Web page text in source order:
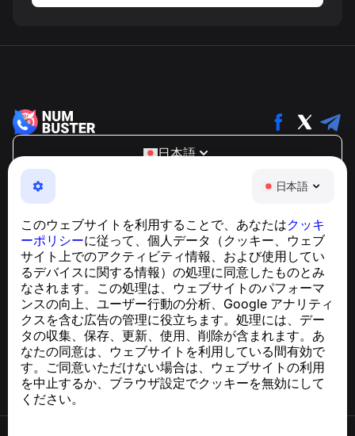
日本語
このウェブサイトを利用することで、あなたはクッキ
ーポリシーに従って、個人データ（クッキー、ウェブ
サイト上でのアクティビティ情報、および使用してい
るデバイスに関する情報）の処理に同意したものとみ
なされます。この処理は、ウェブサイトのパフォーマ
ンスの向上、ユーザー行動の分析、Google アナリティ
クスを含む広告の管理に役立ちます。処理には、デー
タの収集、保存、更新、使用、削除が含まれます。あ
なたの同意は、ウェブサイトを利用している間有効で
す。ご同意いただけない場合は、ウェブサイトの利用
を中止するか、ブラウザ設定でクッキーを無効にして
ください。
日本語
NumBuster © 2013—2026 ·
support@numbuster.com
電話詐欺、スパム、不審なメッセージからあなたを守る、
GDPR準拠に関するお問い合わせ：
support@numbuster.com
ヘルプセンター
ニュースと記事
プロジェクトについて
連絡先